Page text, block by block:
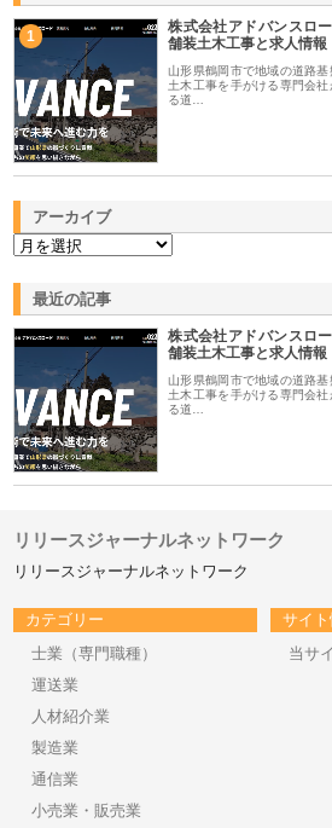
1
株式会社アドバンスロ
舗装土木工事と求人情報
山形県鶴岡市で地域の道路
土木工事を手がける専門会
る道…
アーカイブ
最近の記事
株式会社アドバンスロ
舗装土木工事と求人情報
山形県鶴岡市で地域の道路
土木工事を手がける専門会
る道…
リリースジャーナルネットワーク
リリースジャーナルネットワーク
カテゴリー
士業（専門職種）
運送業
人材紹介業
製造業
通信業
小売業・販売業
サイ
当サ